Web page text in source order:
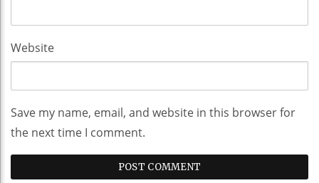
Website
Save my name, email, and website in this browser for
the next time I comment.